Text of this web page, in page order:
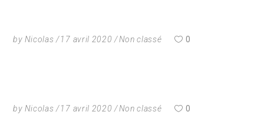
by Nicolas 17 avril 2020 Non classé 0
by Nicolas 17 avril 2020 Non classé 0